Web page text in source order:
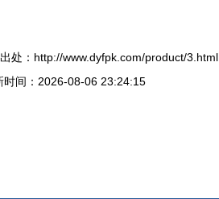
处：http://www.dyfpk.com/product/3.html
时间：2026-08-06 23:24:15